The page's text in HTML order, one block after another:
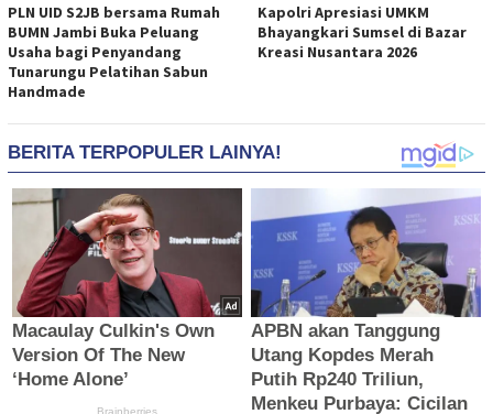
PLN UID S2JB bersama Rumah
BUMN Jambi Buka Peluang
Usaha bagi Penyandang
Tunarungu Pelatihan Sabun
Handmade
Kapolri Apresiasi UMKM
Bhayangkari Sumsel di Bazar
Kreasi Nusantara 2026